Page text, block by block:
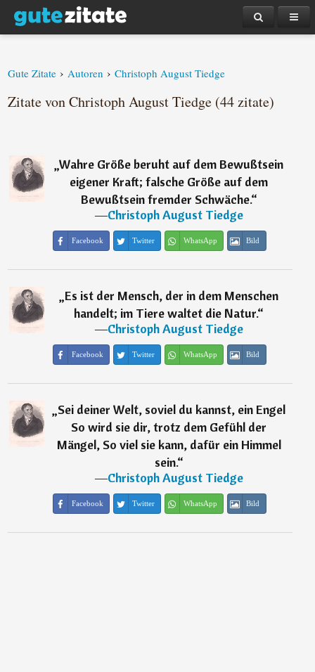
Gute Zitate › Autoren › Christoph August Tiedge
Zitate von Christoph August Tiedge (44 zitate)
„Wahre Größe beruht auf dem Bewußtsein
eigener Kraft; falsche Größe auf dem
Bewußtsein fremder Schwäche.“
―Christoph August Tiedge
Facebook Twitter WhatsApp Bild
„Es ist der Mensch, der in dem Menschen
handelt; im Tiere waltet die Natur.“
―Christoph August Tiedge
Facebook Twitter WhatsApp Bild
„Sei deiner Welt, soviel du kannst, ein Engel
So wird sie dir, trotz dem Gefühl der
Mängel, So viel sie kann, dafür ein Himmel
sein.“
―Christoph August Tiedge
Facebook Twitter WhatsApp Bild